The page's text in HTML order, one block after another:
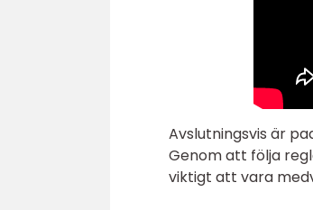
Avslutningsvis är
Genom att följa
viktigt att vara